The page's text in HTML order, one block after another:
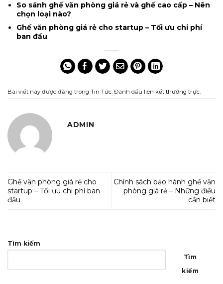
So sánh ghế văn phòng giá rẻ và ghế cao cấp – Nên
chọn loại nào?
Ghế văn phòng giá rẻ cho startup – Tối ưu chi phí
ban đầu
Bài viết này được đăng trong Tin Tức . Đánh dấu liên kết thường trực
ADMIN
Ghế văn phòng giá rẻ cho
startup – Tối ưu chi phí ban
đầu
Chính sách bảo hành ghế văn
phòng giá rẻ – Những điều
cần biết
Tìm kiếm
Tìm
kiếm